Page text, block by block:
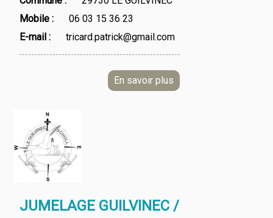
Mobile
06 03 15 36 23
E-mail
tricard.patrick@gmail.com
JUMELAGE GUILVINEC /